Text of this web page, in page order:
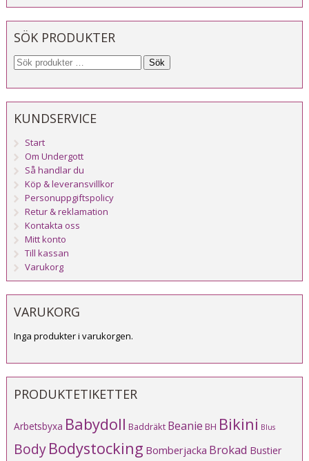
SÖK PRODUKTER
Sök
KUNDSERVICE
Start
Om Undergott
Så handlar du
Köp & leveransvillkor
Personuppgiftspolicy
Retur & reklamation
Kontakta oss
Mitt konto
Till kassan
Varukorg
VARUKORG
Inga produkter i varukorgen.
PRODUKTETIKETTER
Arbetsbyxa Babydoll Baddräkt Beanie BH Bikini Blus
BodyBodystocking Bomberjacka Brokad Bustier